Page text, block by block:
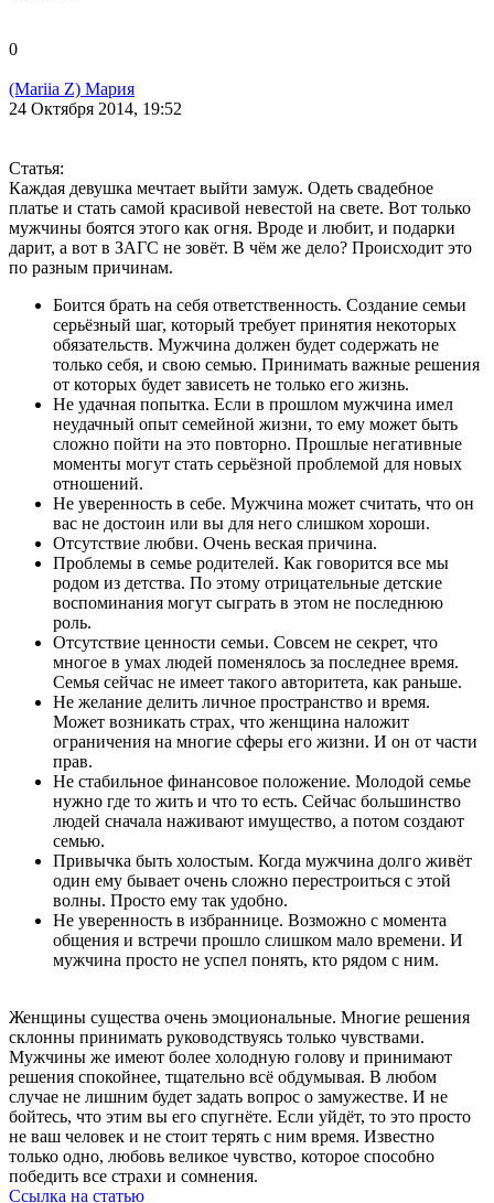
0
(Mariia Z) Мария
24 Октября 2014, 19:52
Статья:
Каждая девушка мечтает выйти замуж. Одеть свадебное
платье и стать самой красивой невестой на свете. Вот только
мужчины боятся этого как огня. Вроде и любит, и подарки
дарит, а вот в ЗАГС не зовёт. В чём же дело? Происходит это
по разным причинам.
Боится брать на себя ответственность. Создание семьи
серьёзный шаг, который требует принятия некоторых
обязательств. Мужчина должен будет содержать не
только себя, и свою семью. Принимать важные решения
от которых будет зависеть не только его жизнь.
Не удачная попытка. Если в прошлом мужчина имел
неудачный опыт семейной жизни, то ему может быть
сложно пойти на это повторно. Прошлые негативные
моменты могут стать серьёзной проблемой для новых
отношений.
Не уверенность в себе. Мужчина может считать, что он
вас не достоин или вы для него слишком хороши.
Отсутствие любви. Очень веская причина.
Проблемы в семье родителей. Как говорится все мы
родом из детства. По этому отрицательные детские
воспоминания могут сыграть в этом не последнюю
роль.
Отсутствие ценности семьи. Совсем не секрет, что
многое в умах людей поменялось за последнее время.
Семья сейчас не имеет такого авторитета, как раньше.
Не желание делить личное пространство и время.
Может возникать страх, что женщина наложит
ограничения на многие сферы его жизни. И он от части
прав.
Не стабильное финансовое положение. Молодой семье
нужно где то жить и что то есть. Сейчас большинство
людей сначала наживают имущество, а потом создают
семью.
Привычка быть холостым. Когда мужчина долго живёт
один ему бывает очень сложно перестроиться с этой
волны. Просто ему так удобно.
Не уверенность в избраннице. Возможно с момента
общения и встречи прошло слишком мало времени. И
мужчина просто не успел понять, кто рядом с ним.
Женщины существа очень эмоциональные. Многие решения
склонны принимать руководствуясь только чувствами.
Мужчины же имеют более холодную голову и принимают
решения спокойнее, тщательно всё обдумывая. В любом
случае не лишним будет задать вопрос о замужестве. И не
бойтесь, что этим вы его спугнёте. Если уйдёт, то это просто
не ваш человек и не стоит терять с ним время. Известно
только одно, любовь великое чувство, которое способно
победить все страхи и сомнения.
Ссылка на статью